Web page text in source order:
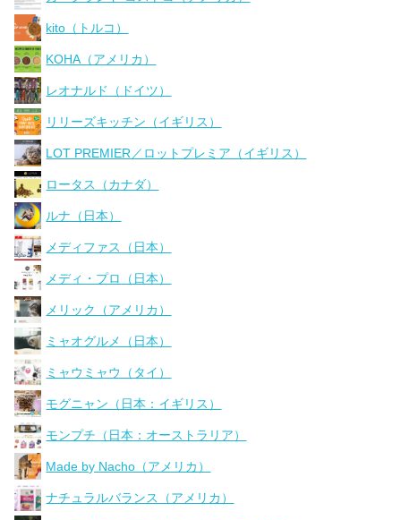
kito（トルコ）
KOHA（アメリカ）
レオナルド（ドイツ）
リリーズキッチン（イギリス）
LOT PREMIER／ロットプレミア（イギリス）
ロータス（カナダ）
ルナ（日本）
メディファス（日本）
メディ・プロ（日本）
メリック（アメリカ）
ミャオグルメ（日本）
ミャウミャウ（タイ）
モグニャン（日本：イギリス）
モンプチ（日本：オーストラリア）
Made by Nacho（アメリカ）
ナチュラルバランス（アメリカ）